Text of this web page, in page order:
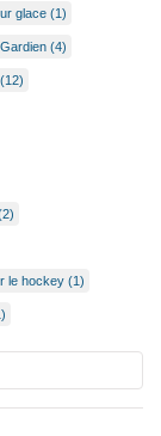
glace (1)
(4)
le hockey (1)